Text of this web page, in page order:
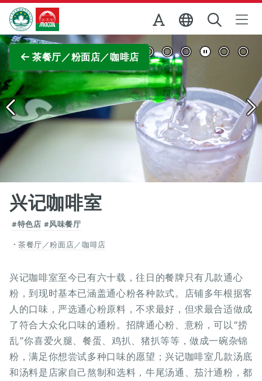
跳至主内容
澳门特别行政区政府旅游局
茶餐厅／粉面店／咖啡店
查看原图
兴记咖啡室
#特色店 #风味餐厅
茶餐厅／粉面店／咖啡店
兴记咖啡室至今已有六十载，往日的餐牌只有几款通心
粉，到现时基本已涵盖通心粉各种款式。店铺多年根据客
人的口味，严选通心粉原料，不求最好，但求最合适做成
了符合大众化口味的通粉。招牌通心粉、意粉，可以“捞
乱”你喜爱火腿、餐蛋、鸡扒、猪扒等等，做成一碗杂锦
粉，满足你想尝试多种口味的愿望；兴记咖啡室几款汤底
和汤料是店家自己熬制和选料，牛尾汤通、茄汁通粉，都